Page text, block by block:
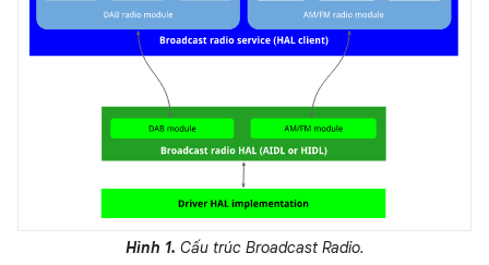
Hình 1. Cấu trúc Broadcast Radio.